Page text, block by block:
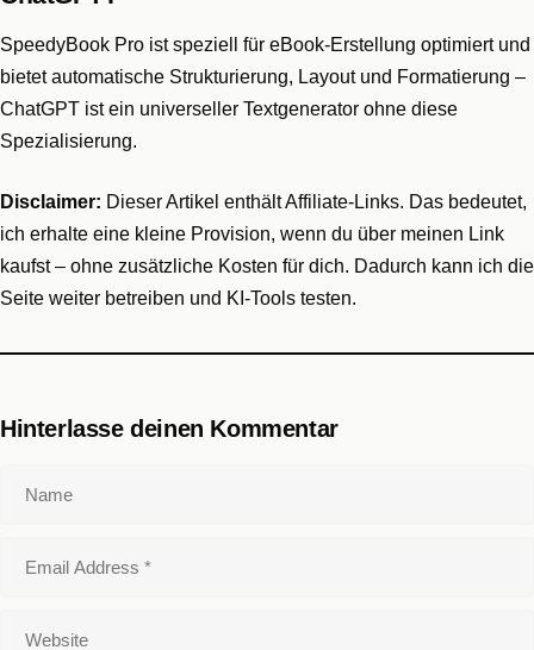
SpeedyBook Pro ist speziell für eBook-Erstellung optimiert und
bietet automatische Strukturierung, Layout und Formatierung –
ChatGPT ist ein universeller Textgenerator ohne diese
Spezialisierung.
Disclaimer: Dieser Artikel enthält Affiliate-Links. Das bedeutet,
ich erhalte eine kleine Provision, wenn du über meinen Link
kaufst – ohne zusätzliche Kosten für dich. Dadurch kann ich die
Seite weiter betreiben und KI-Tools testen.
Hinterlasse deinen Kommentar